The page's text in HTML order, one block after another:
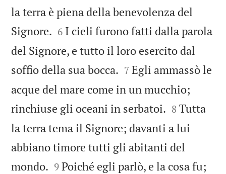
la terra è piena della benevolenza del
Signore. 

6 I cieli furono fatti dalla parola
del Signore, e tutto il loro esercito dal
soffio della sua bocca. 

7 Egli ammassò le
acque del mare come in un mucchio;
rinchiuse gli oceani in serbatoi. 

8 Tutta
la terra tema il Signore; davanti a lui
abbiano timore tutti gli abitanti del
mondo. 

9 Poiché egli parlò, e la cosa fu;